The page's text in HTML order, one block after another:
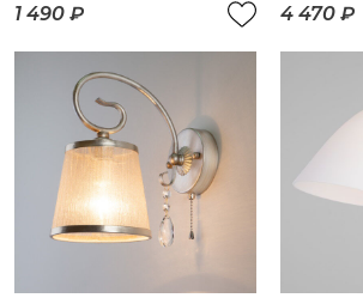
1 490 ₽
4 470 ₽